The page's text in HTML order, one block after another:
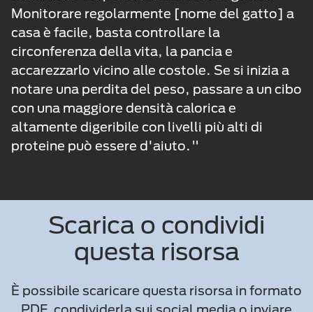
Monitorare regolarmente [nome del gatto] a
casa è facile, basta controllare la
circonferenza della vita, la pancia e
accarezzarlo vicino alle costole. Se si inizia a
notare una perdita del peso, passare a un cibo
con una maggiore densità calorica e
altamente digeribile con livelli più alti di
proteine può essere d'aiuto."
Scarica o condividi
questa risorsa
È possibile scaricare questa risorsa in formato